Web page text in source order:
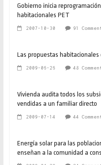
Gobierno inicia
habitacionales PET
2007-10-30 91
Las propuestas habitacionales
2009-06-26 48
Vivienda audita todos los
vendidas a un familiar directo
2009-07-14 44
Energía solar para las
enseñan a la comunidad a